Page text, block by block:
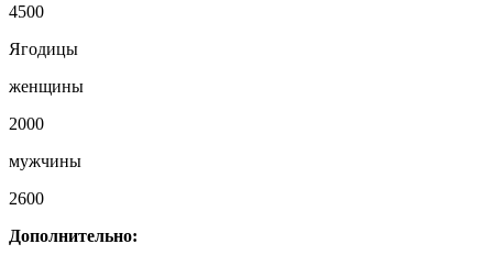
4500
Ягодицы
женщины
2000
мужчины
2600
Дополнительно: